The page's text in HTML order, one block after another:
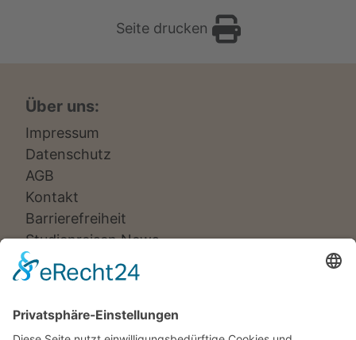
Seite drucken
Über uns:
Impressum
Datenschutz
AGB
Kontakt
Barrierefreiheit
Studienreisen News
Veranstalter:
Ameropa Reisen
Bavaria Fernreisen